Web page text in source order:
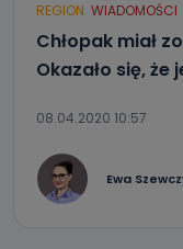
REGION WIADOMOŚCI
Chłopak miał
Okazało się, że
08.04.2020 10:57
Ewa